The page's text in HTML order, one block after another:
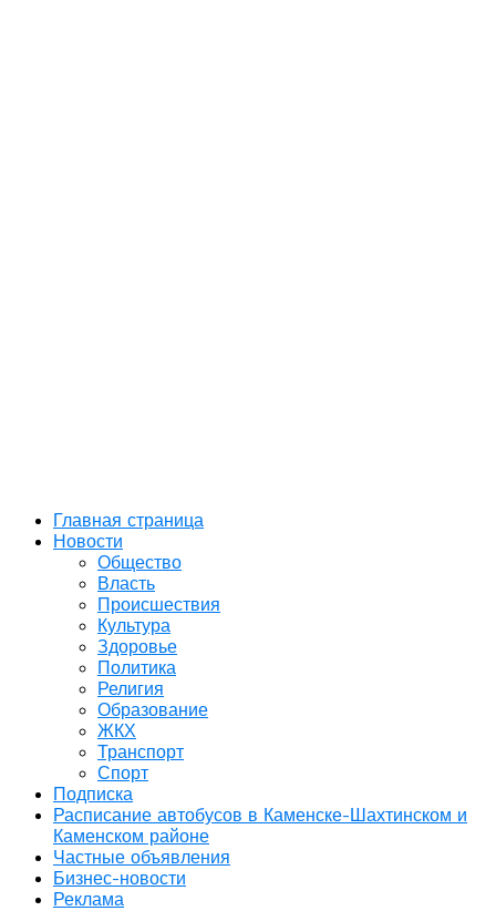
Главная страница
Новости
Общество
Власть
Происшествия
Культура
Здоровье
Политика
Религия
Образование
ЖКХ
Транспорт
Спорт
Подписка
Расписание автобусов в Каменске-Шахтинском и
Каменском районе
Частные объявления
Бизнес-новости
Реклама